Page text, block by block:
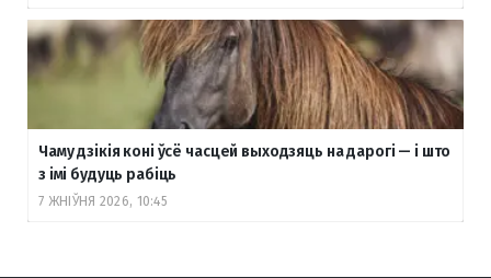
Чаму дзікія коні ўсё часцей выходзяць на дарогі — і што
з імі будуць рабіць
7 ЖНІЎНЯ 2026, 10:45